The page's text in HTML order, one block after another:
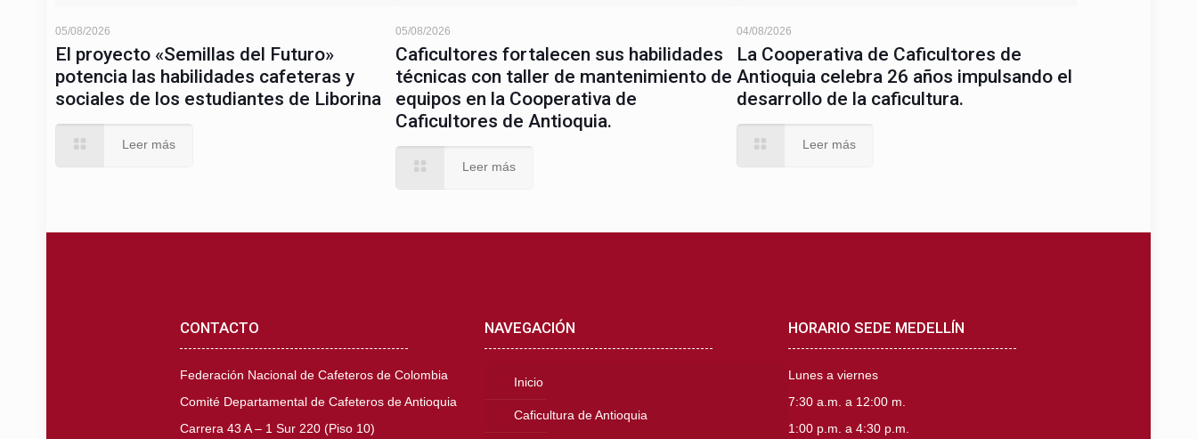
05/08/2026
El proyecto «Semillas del Futuro»
potencia las habilidades cafeteras y
sociales de los estudiantes de Liborina
Leer más
05/08/2026
Caficultores fortalecen sus habilidades
técnicas con taller de mantenimiento de
equipos en la Cooperativa de
Caficultores de Antioquia.
Leer más
04/08/2026
La Cooperativa de Caficultores de
Antioquia celebra 26 años impulsando el
desarrollo de la caficultura.
Leer más
CONTACTO
Federación Nacional de Cafeteros de Colombia
Comité Departamental de Cafeteros de Antioquia
Carrera 43 A – 1 Sur 220 (Piso 10)
NAVEGACIÓN
Inicio
Caficultura de Antioquia
HORARIO SEDE MEDELLÍN
Lunes a viernes
7:30 a.m. a 12:00 m.
1:00 p.m. a 4:30 p.m.